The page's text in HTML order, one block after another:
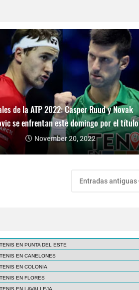
de la ATP 2022: Casper Ruud y Novak
se enfrentan este domingo por el título
November 20, 2022
Entradas antiguas
EN PUNTA DEL ESTE
EN CANELONES
EN COLONIA
EN FLORES
EN LAVALLEJA